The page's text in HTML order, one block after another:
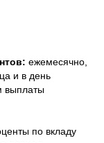
ежемесячно,
и в день
выплаты
по вкладу